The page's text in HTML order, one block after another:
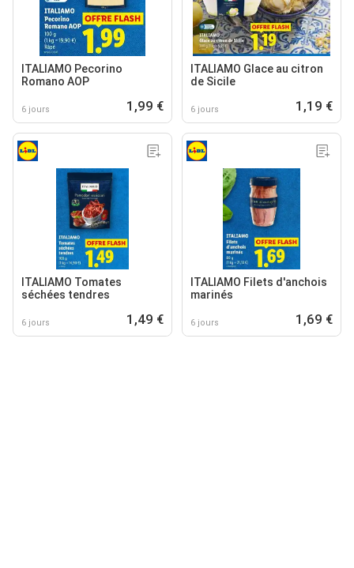
ITALIAMO Pecorino
Romano AOP
6 jours 1,99 €
ITALIAMO Glace au citron
de Sicile
6 jours 1,19 €
ITALIAMO Tomates
séchées tendres
6 jours 1,49 €
ITALIAMO Filets d'anchois
marinés
6 jours 1,69 €